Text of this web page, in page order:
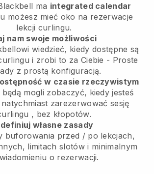
ma integrated calendar
możesz mieć oko na rezerwacje
lekcji curlingu.
nam swoje możliwości
wiedzieć, kiedy dostępne są
i zrobi to za Ciebie - Proste
z prostą konfiguracją.
w czasie rzeczywistym
mogli zobaczyć, kiedy jesteś
zarezerwować sesję
, bez kłopotów.
własne zasady
buforowania przed / po lekcjach,
limitach slotów i minimalnym
o rezerwacji.